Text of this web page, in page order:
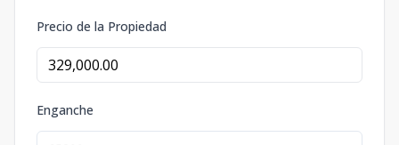
Precio de la Propiedad
Enganche